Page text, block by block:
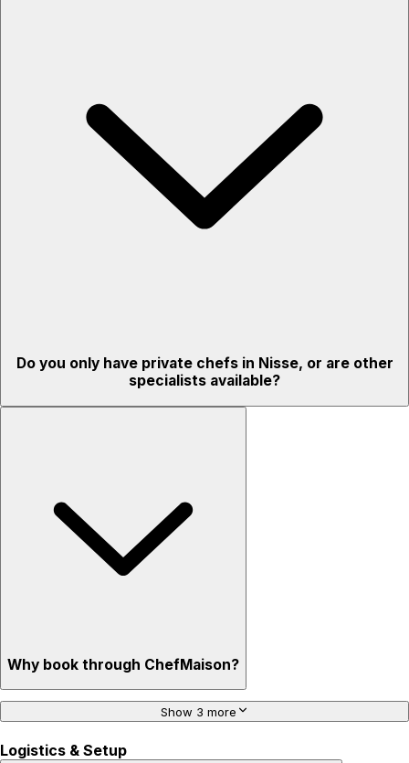
Do you only have private chefs in Nisse, or are other
specialists available?
Why book through ChefMaison?
Show 3 more
Logistics & Setup